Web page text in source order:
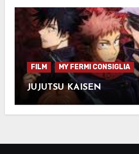
FILM MY FERMI CONSIGLIA
JUJUTSU KAISEN